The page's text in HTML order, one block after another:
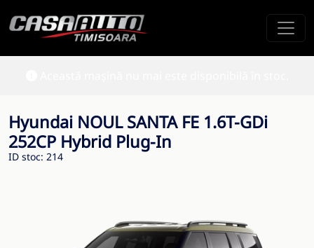
Hyundai NOUL SANTA FE 1.6T-GDi
252CP Hybrid Plug-In
ID stoc: 214